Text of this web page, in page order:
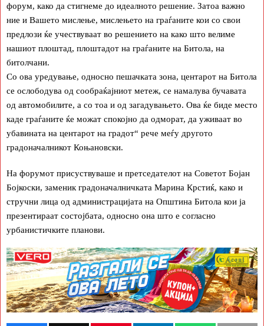
форум, како да стигнеме до идеалното решение. Затоа важно
ние и Вашето мислење, мислењето на граѓаните кои со свои
предлози ќе учествуваат во решението на како што велиме
нашиот плоштад, плоштадот на граѓаните на Битола, на
битолчани.
Со ова уредување, односно пешачката зона, центарот на Битола
се ослободува од сообраќајниот метеж, се намалува бучавата
од автомобилите, а со тоа и од загадувањето. Ова ќе биде место
каде граѓаните ќе можат спокојно да одморат, да уживаат во
убавината на центарот на градот“ рече меѓу другото
градоначалникот Коњановски.
На форумот присуствуваше и претседателот на Советот Бојан
Бојкоски, заменик градоначалничката Марина Крстиќ, како и
стручни лица од администрацијата на Општина Битола кои ја
презентираат состојбата, односно она што е согласно
урбанистичките планови.